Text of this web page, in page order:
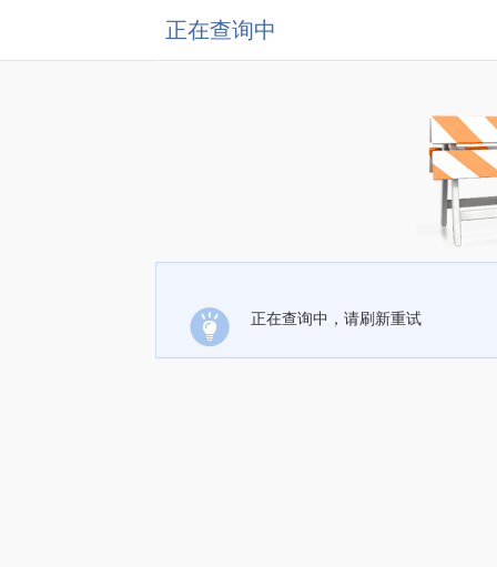
正在查询中
正在查询中，请刷新重试